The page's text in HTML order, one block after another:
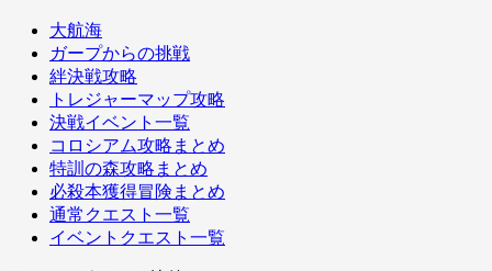
大航海
ガープからの挑戦
絆決戦攻略
トレジャーマップ攻略
決戦イベント一覧
コロシアム攻略まとめ
特訓の森攻略まとめ
必殺本獲得冒険まとめ
通常クエスト一覧
イベントクエスト一覧